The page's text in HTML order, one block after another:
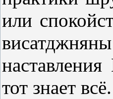
или
тот знает всё.